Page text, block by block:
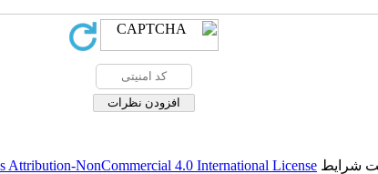
شرایط Attribution-NonCommercial 4.0 International License